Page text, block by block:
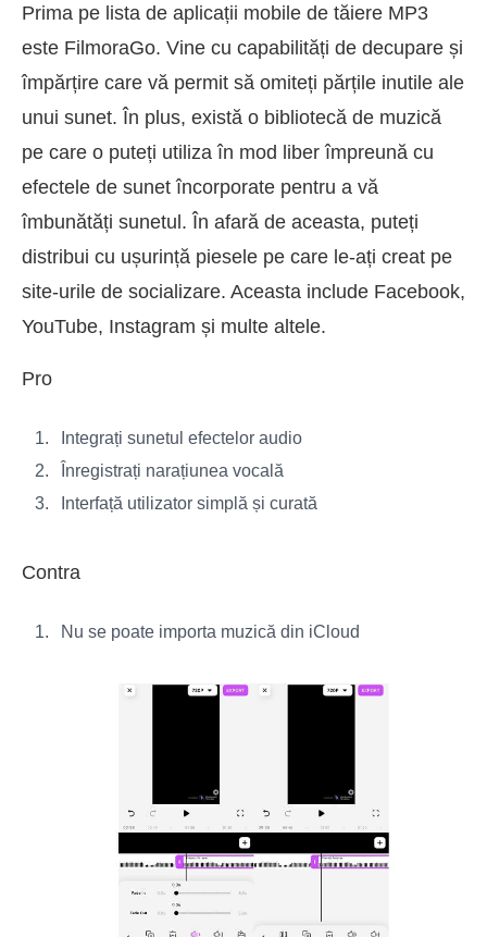
Prima pe lista de aplicații mobile de tăiere MP3
este FilmoraGo. Vine cu capabilități de decupare și
împărțire care vă permit să omiteți părțile inutile ale
unui sunet. În plus, există o bibliotecă de muzică
pe care o puteți utiliza în mod liber împreună cu
efectele de sunet încorporate pentru a vă
îmbunătăți sunetul. În afară de aceasta, puteți
distribui cu ușurință piesele pe care le-ați creat pe
site-urile de socializare. Aceasta include Facebook,
YouTube, Instagram și multe altele.
Pro
Integrați sunetul efectelor audio
Înregistrați narațiunea vocală
Interfață utilizator simplă și curată
Contra
Nu se poate importa muzică din iCloud